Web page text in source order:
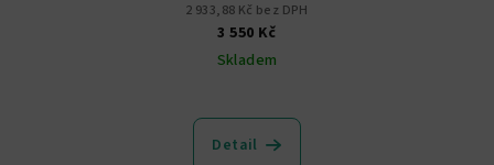
2 933,88 Kč bez DPH
3 550 Kč
Skladem
Detail